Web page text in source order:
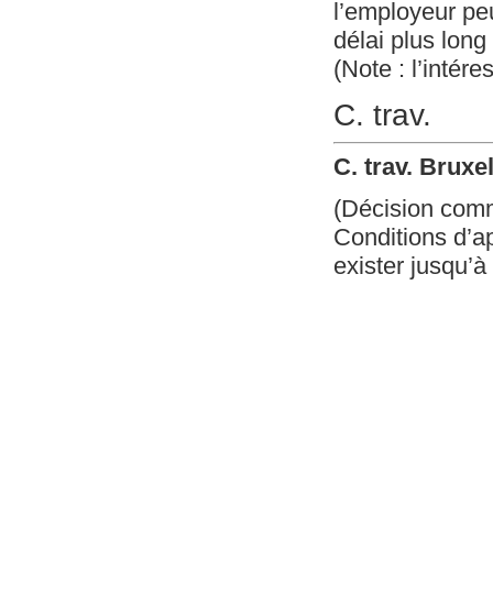
l’employeur
délai plus
(Note :
C. trav.
C. trav.
(Décision
Conditions
exister